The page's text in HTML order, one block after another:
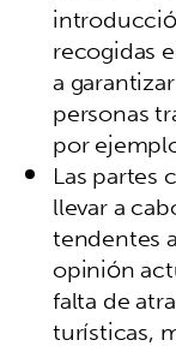
recogidas
a
personas
por
Las partes
llevar a
tendentes
opinión
falta de
turísticas,